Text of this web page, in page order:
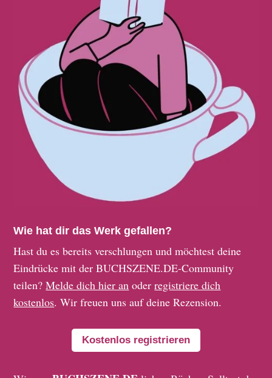
Wie hat dir das Werk gefallen?
Hast du es bereits verschlungen und möchtest deine
Eindrücke mit der BUCHSZENE.DE-Community
teilen?Melde dich hier an oderregistriere dich
kostenlos. Wir freuen uns auf deine Rezension.
Kostenlos registrieren